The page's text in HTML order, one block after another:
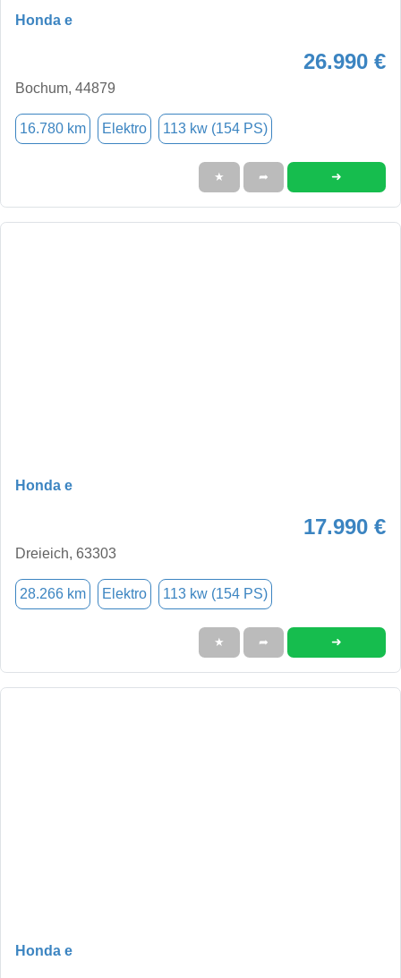
Honda e
26.990 €
Bochum, 44879
16.780 km Elektro 113 kw (154 PS)
★ ➦ ➜
Honda e
17.990 €
Dreieich, 63303
28.266 km Elektro 113 kw (154 PS)
★ ➦ ➜
Honda e